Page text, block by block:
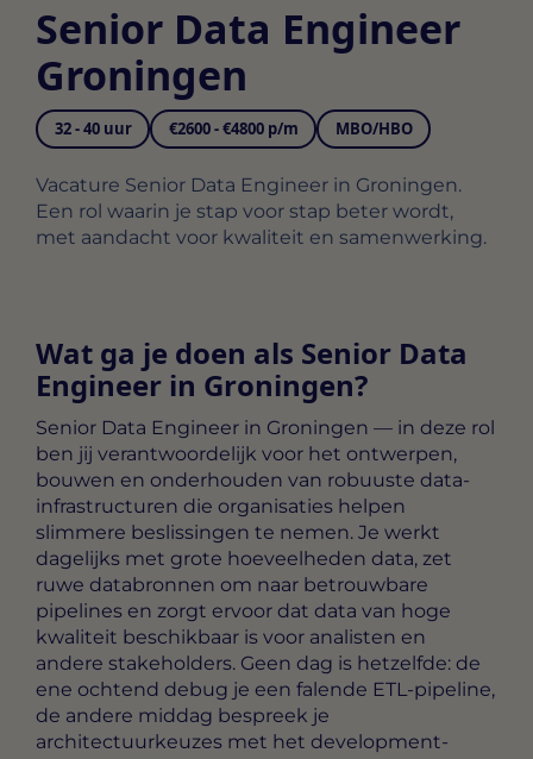
Senior Data Engineer
Groningen
32 - 40 uur €2600 - €4800 p/m MBO/HBO
Vacature Senior Data Engineer in Groningen.
Een rol waarin je stap voor stap beter wordt,
met aandacht voor kwaliteit en samenwerking.
Wat ga je doen als Senior Data
Engineer in Groningen?
Senior Data Engineer in Groningen — in deze rol
ben jij verantwoordelijk voor het ontwerpen,
bouwen en onderhouden van robuuste data-
infrastructuren die organisaties helpen
slimmere beslissingen te nemen. Je werkt
dagelijks met grote hoeveelheden data, zet
ruwe databronnen om naar betrouwbare
pipelines en zorgt ervoor dat data van hoge
kwaliteit beschikbaar is voor analisten en
andere stakeholders. Geen dag is hetzelfde: de
ene ochtend debug je een falende ETL-pipeline,
de andere middag bespreek je
architectuurkeuzes met het development-